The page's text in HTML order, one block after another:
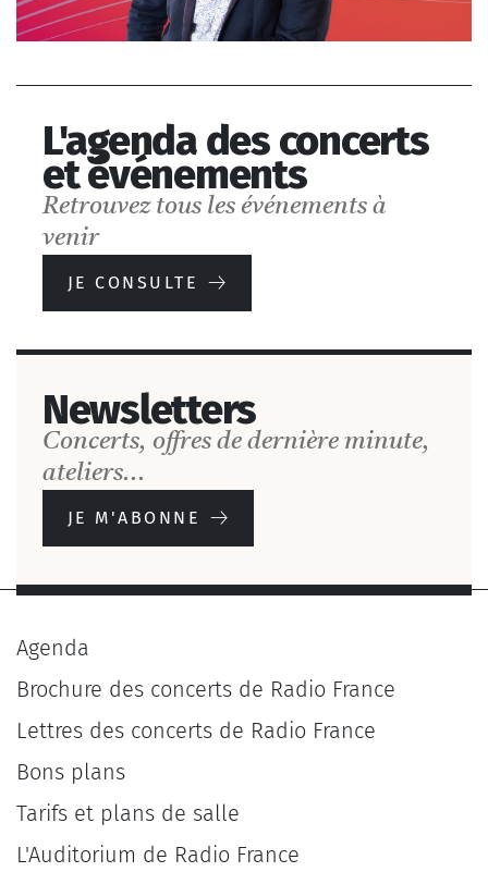
Au cœur du jazz
DÉCOUVRIR
L'agenda des concerts
et événements
Retrouvez tous les événements à
venir
JE CONSULTE
Newsletters
Concerts, offres de dernière minute,
ateliers...
JE M'ABONNE
Agenda
Brochure des concerts de Radio France
Lettres des concerts de Radio France
Bons plans
Tarifs et plans de salle
L'Auditorium de Radio France